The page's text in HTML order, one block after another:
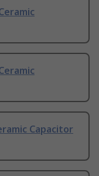
Capacitor